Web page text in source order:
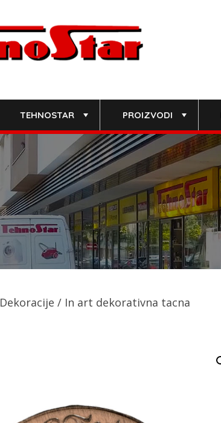
TEHNOSTAR PROIZVODI
Dekoracije / In art dekorativna tacna